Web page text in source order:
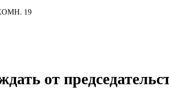
19
от